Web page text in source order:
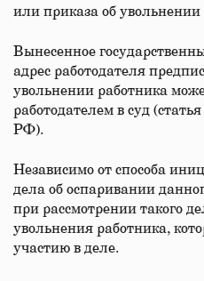
или приказа об увольнении
Вынесенное
адрес работодателя
увольнении работника
работодателем в суд
РФ).
Независимо от способа
дела об оспаривании
при рассмотрении такого
увольнения работника,
участию в деле.